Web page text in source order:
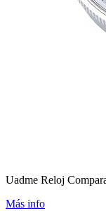
Uadme Reloj
Más info